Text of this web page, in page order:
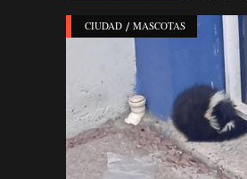
CIUDAD / MASCOTAS